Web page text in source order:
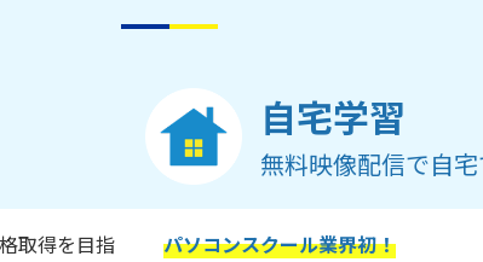
取得を目指
自宅学習
無料映像配信で自宅
パソコンスクール業界初！